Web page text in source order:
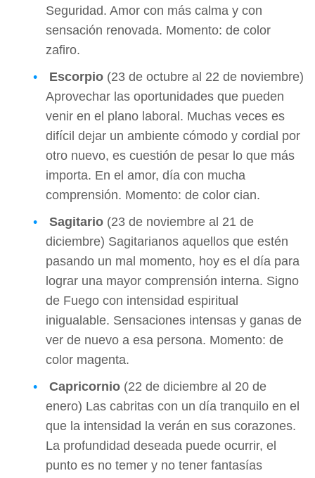
Seguridad. Amor con más calma y con
sensación renovada. Momento: de color
zafiro.
Escorpio (23 de octubre al 22 de noviembre)
Aprovechar las oportunidades que pueden
venir en el plano laboral. Muchas veces es
difícil dejar un ambiente cómodo y cordial por
otro nuevo, es cuestión de pesar lo que más
importa. En el amor, día con mucha
comprensión. Momento: de color cian.
Sagitario (23 de noviembre al 21 de
diciembre) Sagitarianos aquellos que estén
pasando un mal momento, hoy es el día para
lograr una mayor comprensión interna. Signo
de Fuego con intensidad espiritual
inigualable. Sensaciones intensas y ganas de
ver de nuevo a esa persona. Momento: de
color magenta.
Capricornio (22 de diciembre al 20 de
enero) Las cabritas con un día tranquilo en el
que la intensidad la verán en sus corazones.
La profundidad deseada puede ocurrir, el
punto es no temer y no tener fantasías